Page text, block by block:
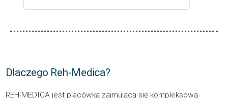
Dlaczego Reh-Medica?
REH-MEDICA jest placówką zajmującą się kompleksową